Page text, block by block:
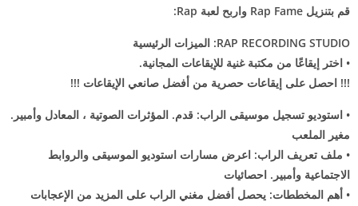
قم بتنزيل Rap Fame واربح لعبة Rap:
RAP RECORDING STUDIO: الميزات الرئيسية
• اختر إيقاعًا من مكتبة غنية للإيقاعات المجانية.
!!! احصل على إيقاعات حصرية من أفضل صانعي الإيقاعات !!!
• استوديو تسجيل موسيقى الراب: قدم. المؤثرات الصوتية ، المعادل وأمبير.
مغير الملعب
• ملف تعريف الراب: اعرض مسارات استوديو الموسيقى والروابط
الاجتماعية وأمبير. احصائيات
• أهم المخططات: يحصل أفضل مغني الراب على المزيد من الإعجابات